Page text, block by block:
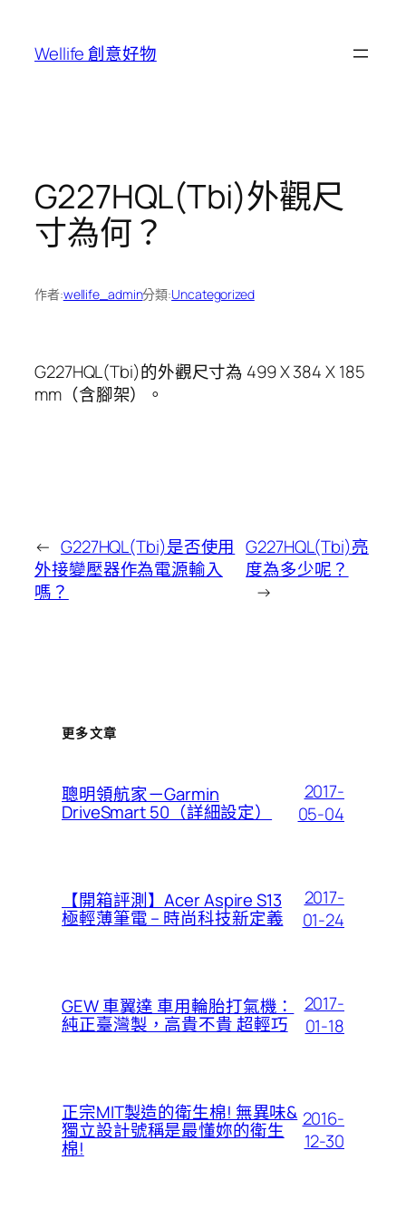
Wellife 創意好物
G227HQL(Tbi)外觀尺
寸為何？
作者:wellife_admin分類:Uncategorized
G227HQL(Tbi)的外觀尺寸為 499 X 384 X 185
mm（含腳架）。
← G227HQL(Tbi)是否使用
外接變壓器作為電源輸入
嗎？
G227HQL(Tbi)亮
度為多少呢？
→
更多文章
聰明領航家－Garmin
DriveSmart 50（詳細設定）
2017-
05-04
【開箱評測】Acer Aspire S13
極輕薄筆電 – 時尚科技新定義
2017-
01-24
GEW 車翼達 車用輪胎打氣機：
純正臺灣製，高貴不貴 超輕巧
2017-
01-18
正宗MIT製造的衛生棉! 無異味&
獨立設計號稱是最懂妳的衛生
棉!
2016-
12-30